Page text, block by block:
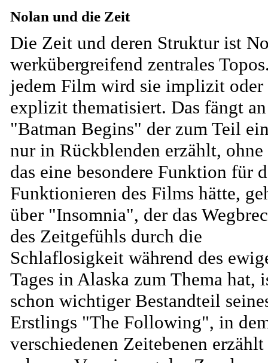
Nolan und die Zeit
Die Zeit und deren Struktur ist
werkübergreifend zentrales
jedem Film wird sie implizit oder
explizit thematisiert. Das fängt
"Batman Begins" der zum Teil
nur in Rückblenden erzählt, ohne
das eine besondere Funktion für
Funktionieren des Films hätte,
über "Insomnia", der das
des Zeitgefühls durch die
Schlaflosigkeit während des
Tages in Alaska zum Thema hat,
schon wichtiger Bestandteil
Erstlings "The Following", in
verschiedenen Zeitebenen